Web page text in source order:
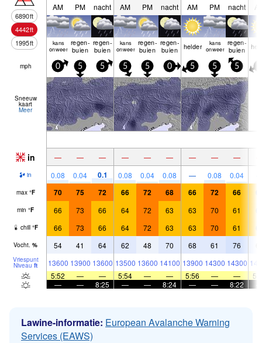
6890ft
4442ft
1995ft
AM PM nacht AM PM nacht AM PM nacht
kans
onweer
regen­
buien
regen­
buien
kans
onweer
regen­
buien
regen­
buien helder kans
onweer
regen­
buien
mph 0 5 5 5 5 0 5 5 5
Sneeuw
kaart
Meer
in — — — — — — — — —
in 0.08 0.04 0.1 0.08 0.04 0.08 — 0.08 0.04
max °F 70 75 72 66 72 68 66 72 66
min °F 66 73 66 64 72 63 63 70 61
chill °F 66 73 66 64 72 63 63 70 61
Vocht. % 54 41 64 62 48 70 68 61 76
Vriespunt
Niveau ft 13600 13900 13600 13500 13600 14100 13900 14300 14300
5:52
— — 5:54 — — 5:56 — —
—
— 8:25 — — 8:24 — — 8:22
Lawine-informatie: European Avalanche Warning
Services (EAWS)